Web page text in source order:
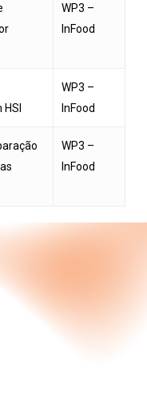
WP3 –
InFood
WP3 –
InFood
WP3 –
InFood